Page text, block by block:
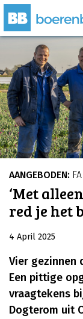
AANGEBODEN:
‘Met
red je het
4 April 2025
Vier gezinnen
Een pittige
vraagtekens
Dogterom uit